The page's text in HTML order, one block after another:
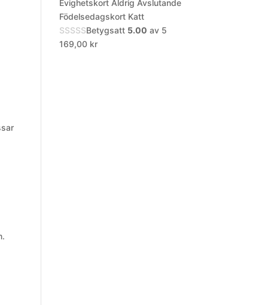
Evighetskort Aldrig Avslutande
Födelsedagskort Katt
Betygsatt 5.00 av 5
169,00 kr